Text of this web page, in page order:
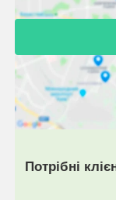
Потрібні